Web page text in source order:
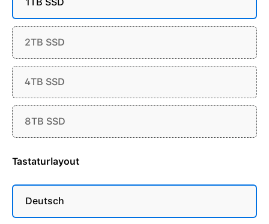
2TB SSD
4TB SSD
8TB SSD
Tastaturlayout
Deutsch